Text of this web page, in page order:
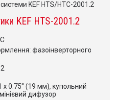
KEF HTS/HTC-2001.2
KEF HTS-2001.2
фазоінверторного
х 0.75" (19 мм), купольний
дифузор